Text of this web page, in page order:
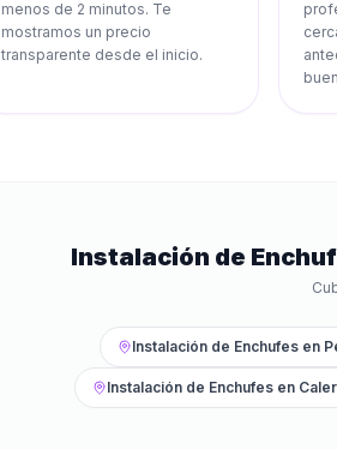
menos de 2 minutos. Te
mostramos un precio
transparente desde el inicio.
Instalación de
Instalación de Enchufes en
Instalación de Enchufes en